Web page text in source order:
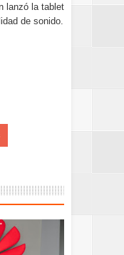
lanzó la tablet
de sonido.